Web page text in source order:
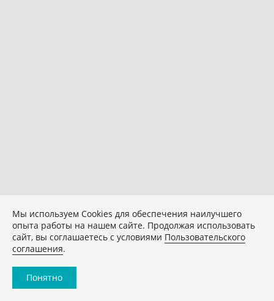
Мы используем Сookies для обеспечения наилучшего
опыта работы на нашем сайте. Продолжая использовать
сайт, вы соглашаетесь с условиями Пользовательского
соглашения.
Понятно